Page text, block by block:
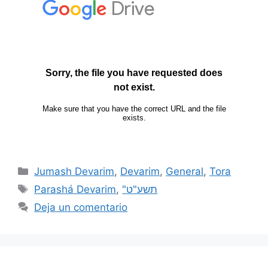
Jumash Devarim, Devarim, General,Tora
Parashá Devarim,
"תשע"ט
Deja un comentario